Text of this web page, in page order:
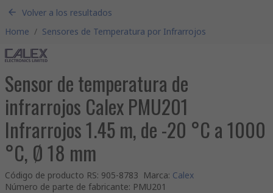
Volver a los resultados
Home / Sensores de Temperatura por Infrarrojos
Sensor de temperatura de
infrarrojos Calex PMU201
Infrarrojos 1.45 m, de -20 °C a 1000
°C, Ø 18 mm
Código de producto RS: 905-8783 Marca: Calex
Número de parte de fabricante: PMU201